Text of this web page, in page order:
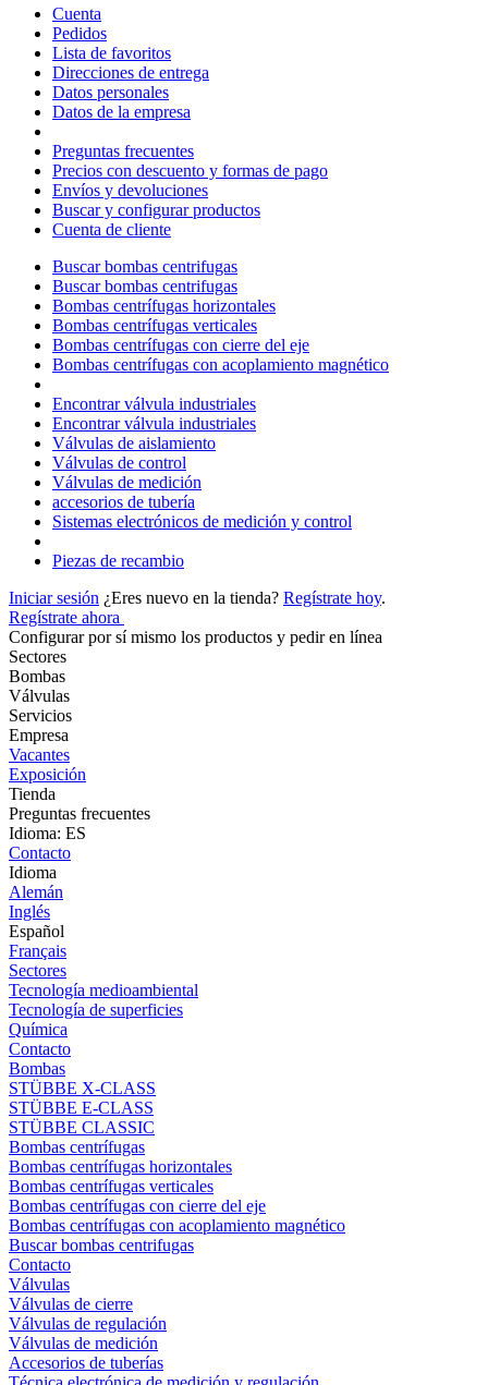
Cuenta
Pedidos
Lista de favoritos
Direcciones de entrega
Datos personales
Datos de la empresa
Preguntas frecuentes
Precios con descuento y formas de pago
Envíos y devoluciones
Buscar y configurar productos
Cuenta de cliente
Buscar bombas centrifugas
Buscar bombas centrifugas
Bombas centrífugas horizontales
Bombas centrífugas verticales
Bombas centrífugas con cierre del eje
Bombas centrífugas con acoplamiento magnético
Encontrar válvula industriales
Encontrar válvula industriales
Válvulas de aislamiento
Válvulas de control
Válvulas de medición
accesorios de tubería
Sistemas electrónicos de medición y control
Piezas de recambio
Iniciar sesión ¿Eres nuevo en la tienda? Regístrate hoy.
Regístrate ahora
Configurar por sí mismo los productos y pedir en línea
Sectores
Bombas
Válvulas
Servicios
Empresa
Vacantes
Exposición
Tienda
Preguntas frecuentes
Idioma: ES
Contacto
Idioma
Alemán
Inglés
Español
Français
Sectores
Tecnología medioambiental
Tecnología de superficies
Química
Contacto
Bombas
STÜBBE X-CLASS
STÜBBE E-CLASS
STÜBBE CLASSIC
Bombas centrífugas
Bombas centrífugas horizontales
Bombas centrífugas verticales
Bombas centrífugas con cierre del eje
Bombas centrífugas con acoplamiento magnético
Buscar bombas centrifugas
Contacto
Válvulas
Válvulas de cierre
Válvulas de regulación
Válvulas de medición
Accesorios de tuberías